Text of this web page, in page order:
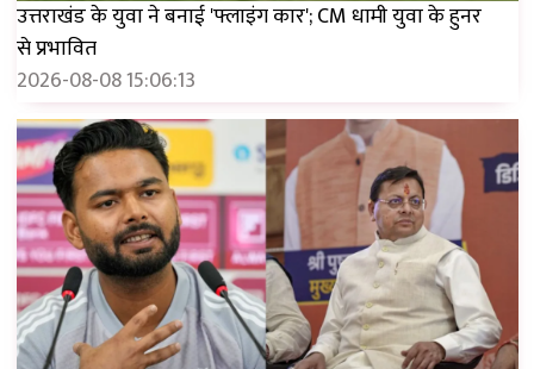
उत्तराखंड के युवा ने बनाई 'फ्लाइंग कार'; CM धामी युवा के हुनर ​​
से प्रभावित
2026-08-08 15:06:13